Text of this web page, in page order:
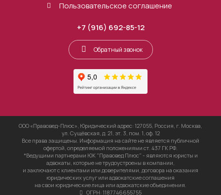
Пользовательское соглашение
+7 (916) 692-85-12
Обратный звонок
ООО «Правовед-Плюс», Юридический адрес: 127055, Россия, г. Москва,
ул. Сущёвская, д. 21, эт. 3, пом. 1, оф. 12
Все права защищены. Информация на сайте не является публичной
офертой, определяемой положениями ст. 437 ГК РФ.
*Ведущими партнерами ЮК "Правовед Плюс" - являются юристы и
адвокаты, которые не трудоустроены в компании,
и заключают с клиентами или доверителями, договора на оказания
юридических услуг или адвокатские соглашения
на свои юридические лица или адвокатские объединения.
ОГРН: 1187746655755